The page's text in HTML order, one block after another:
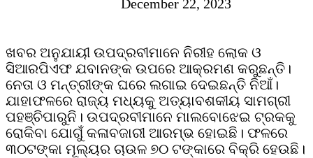
December 22, 2023
ଖବର ଅନୁଯାୟୀ ଉପଦ୍ରବୀମାନେ ନିରୀହ ଲୋକ ଓ
ସିଆରପିଏଫ ଯବାନଙ୍କ ଉପରେ ଆକ୍ରମଣ କରୁଛନ୍ତି।
ନେତା ଓ ମନ୍ତ୍ରୀଙ୍କ ଘରେ ଲଗାଇ ଦେଇଛନ୍ତି ନିଆଁ।
ଯାହାଫଳରେ ରାଜ୍ୟ ମଧ୍ୟକୁ ଅତ୍ୟାବଶକୀୟ ସାମଗ୍ରୀ
ପହଞ୍ଚିପାରୁନି। ଉପଦ୍ରବୀମାନେ ମାଲବୋଝେଇ ଟ୍ରକକୁ
ରୋକିବା ଯୋଗୁଁ କଳାବଜାରୀ ଆରମ୍ଭ ହୋଇଛି। ଫଳରେ
୩୦ଟଙ୍କା ମୂଲ୍ୟର ଚାଉଳ ୭୦ ଟଙ୍କାରେ ବିକ୍ରି ହେଉଛି।